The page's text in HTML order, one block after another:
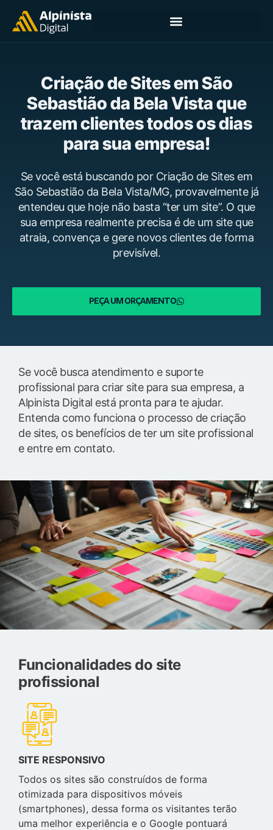
Criação de Sites em São
Sebastião da Bela Vista que
trazem clientes todos os dias
para sua empresa!
Se você está buscando por Criação de Sites em
São Sebastião da Bela Vista/MG, provavelmente já
entendeu que hoje não basta “ter um site”. O que
sua empresa realmente precisa é de um site que
atraia, convença e gere novos clientes de forma
previsível.
PEÇA UM ORÇAMENTO
Se você busca atendimento e suporte
profissional para criar site para sua empresa, a
Alpinista Digital está pronta para te ajudar.
Entenda como funciona o processo de criação
de sites, os benefícios de ter um site profissional
e entre em contato.
Funcionalidades do site
profissional
SITE RESPONSIVO
Todos os sites são construídos de forma
otimizada para dispositivos móveis
(smartphones), dessa forma os visitantes terão
uma melhor experiência e o Google pontuará